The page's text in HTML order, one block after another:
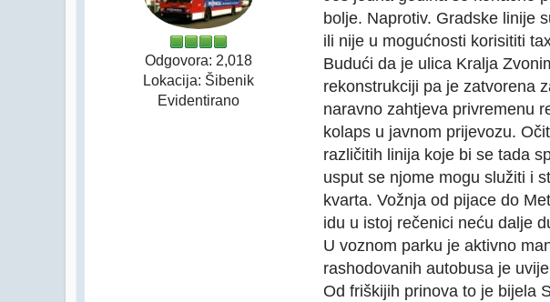
Odgovora: 2,018
Lokacija: Šibenik
Evidentirano
bolje. Naprotiv. Gradske linije
ili nije u mogućnosti korisititi
Budući da je ulica Kralja
rekonstrukciji pa je zatvorena
naravno zahtjeva privremenu
kolaps u javnom prijevozu.
različitih linija koje bi se tada
usput se njome mogu služiti i
kvarta. Vožnja od pijace do
idu u istoj rečenici neću dalje
U voznom parku je aktivno
rashodovanih autobusa je
Od friškijih prinova to je bijela